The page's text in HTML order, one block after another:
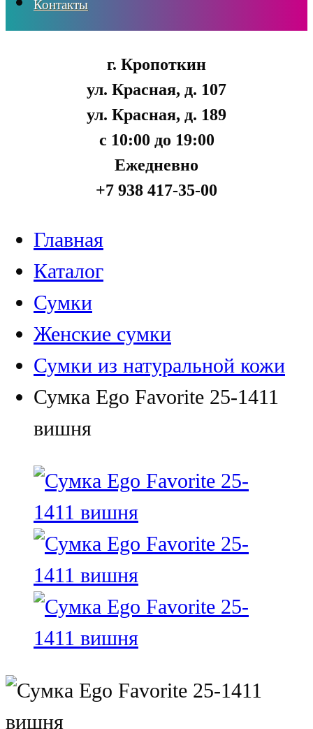
Контакты
г. Кропоткин
ул. Красная, д. 107
ул. Красная, д. 189
с 10:00 до 19:00
Ежедневно
+7 938 417-35-00
Главная
Каталог
Сумки
Женские сумки
Сумки из натуральной кожи
Сумка Ego Favorite 25-1411
вишня